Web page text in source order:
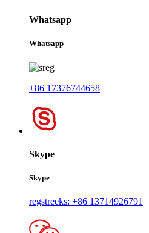
Whatsapp
Whatsapp
+86 17376744658
Skype
Skype
regstreeks: +86 13714926791